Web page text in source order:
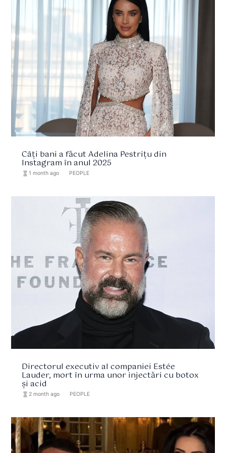
Câți bani a făcut Adelina Pestrițu din
Instagram în anul 2025
hourglass_full 1 month ago PEOPLE
Directorul executiv al companiei Estée
Lauder, mort în urma unor injectări cu botox
și acid
hourglass_full 2 month ago PEOPLE